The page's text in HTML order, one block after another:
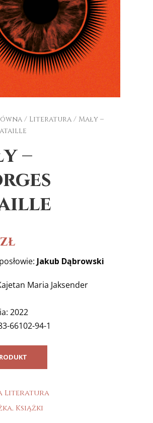
/ Literatura / Mały –
–
zł
Jakub Dąbrowski
Maria Jaksender
2022
66102-94-1
Literatura
, Książki